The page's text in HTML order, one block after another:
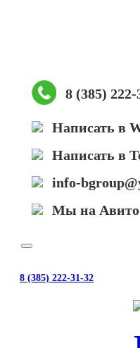
8 (385) 222-
Написать в
Написать в
info-
Мы на Авито
8 (385) 222-31-32